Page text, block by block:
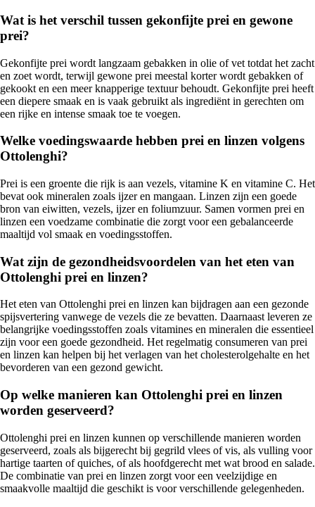
Wat is het verschil tussen gekonfijte prei en gewone
prei?
Gekonfijte prei wordt langzaam gebakken in olie of vet totdat het zacht
en zoet wordt, terwijl gewone prei meestal korter wordt gebakken of
gekookt en een meer knapperige textuur behoudt. Gekonfijte prei heeft
een diepere smaak en is vaak gebruikt als ingrediënt in gerechten om
een rijke en intense smaak toe te voegen.
Welke voedingswaarde hebben prei en linzen volgens
Ottolenghi?
Prei is een groente die rijk is aan vezels, vitamine K en vitamine C. Het
bevat ook mineralen zoals ijzer en mangaan. Linzen zijn een goede
bron van eiwitten, vezels, ijzer en foliumzuur. Samen vormen prei en
linzen een voedzame combinatie die zorgt voor een gebalanceerde
maaltijd vol smaak en voedingsstoffen.
Wat zijn de gezondheidsvoordelen van het eten van
Ottolenghi prei en linzen?
Het eten van Ottolenghi prei en linzen kan bijdragen aan een gezonde
spijsvertering vanwege de vezels die ze bevatten. Daarnaast leveren ze
belangrijke voedingsstoffen zoals vitamines en mineralen die essentieel
zijn voor een goede gezondheid. Het regelmatig consumeren van prei
en linzen kan helpen bij het verlagen van het cholesterolgehalte en het
bevorderen van een gezond gewicht.
Op welke manieren kan Ottolenghi prei en linzen
worden geserveerd?
Ottolenghi prei en linzen kunnen op verschillende manieren worden
geserveerd, zoals als bijgerecht bij gegrild vlees of vis, als vulling voor
hartige taarten of quiches, of als hoofdgerecht met wat brood en salade.
De combinatie van prei en linzen zorgt voor een veelzijdige en
smaakvolle maaltijd die geschikt is voor verschillende gelegenheden.